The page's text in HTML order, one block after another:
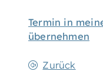
Termin in
übernehmen
Zurück